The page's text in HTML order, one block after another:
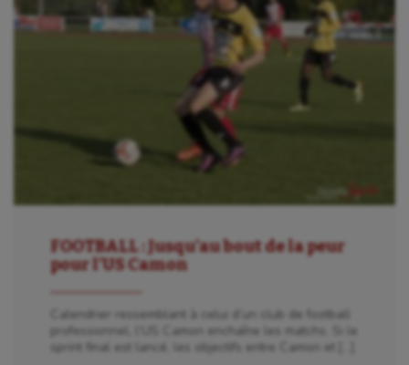
Longue paume
Natation artistique
Omnisports
Outdoor
Paddle
Patinage artistique
Pétanque
FOOTBALL : Jusqu’au bout de la peur
pour l’US Camon
Calendrier ressemblant à celui d’un club de football
professionnel, l’US Camon enchaîne les matchs. Si le
sprint final est lancé, les objectifs entre Camon et […]